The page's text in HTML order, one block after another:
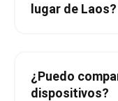
lugar de Laos?
¿Puedo
dispositivos?